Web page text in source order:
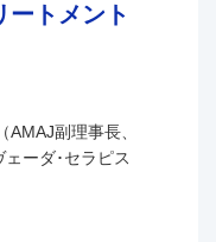
知識の実力を試す
講座修了証を発行
原因と対処
を深める
組み
ック表の使い方
ートメント
AMAJ副理事長、
ェーダ･セラピス